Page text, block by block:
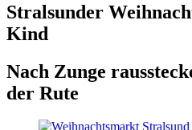
Stralsunder
Kind
Nach Zunge
der Rute